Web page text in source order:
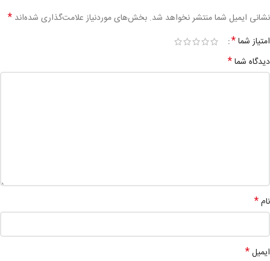
نشانی ایمیل شما منتشر نخواهد شد. بخش‌های موردنیاز علامت‌گذاری شده‌اند *
امتیاز شما*
دیدگاه شما*
نام*
ایمیل*